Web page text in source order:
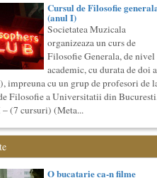
Cursul de Filosofie
(anul I)
Societatea Muzicala
organizeaza un curs de
Filosofie Generala, de nivel
academic, cu durata de doi
impreuna cu un grup de profesori de
Filosofie a Universitatii din
(7 cursuri) (Meta...
O bucatarie ca-n filme